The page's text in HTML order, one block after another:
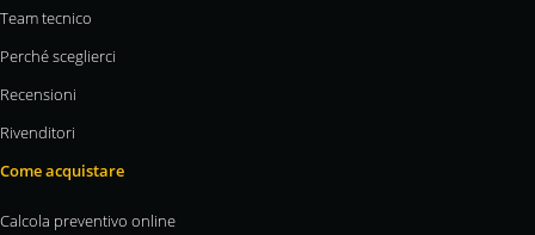
Team tecnico
Perché sceglierci
Recensioni
Rivenditori
Come acquistare
Calcola preventivo online